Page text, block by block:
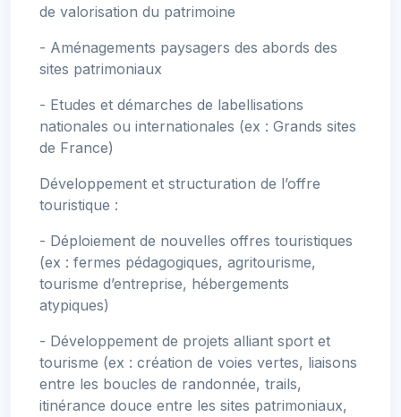
de valorisation du patrimoine
- Aménagements paysagers des abords des
sites patrimoniaux
- Etudes et démarches de labellisations
nationales ou internationales (ex : Grands sites
de France)
Développement et structuration de l’offre
touristique :
- Déploiement de nouvelles offres touristiques
(ex : fermes pédagogiques, agritourisme,
tourisme d’entreprise, hébergements
atypiques)
- Développement de projets alliant sport et
tourisme (ex : création de voies vertes, liaisons
entre les boucles de randonnée, trails,
itinérance douce entre les sites patrimoniaux,